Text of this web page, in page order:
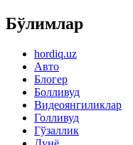
Бўлимлар
hordiq.uz
Авто
Блогер
Болливуд
Видеоянгиликлар
Голливуд
Гўзаллик